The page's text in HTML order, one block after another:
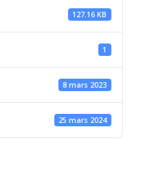
127.16 KB
1
8 mars 2023
25 mars 2024